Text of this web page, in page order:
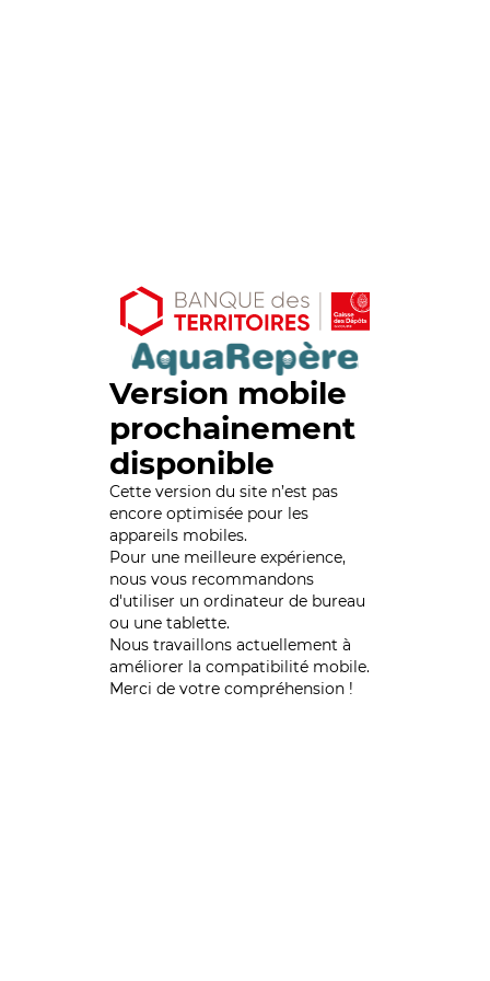
Version mobile
prochainement
disponible
Cette version du site n’est pas
encore optimisée pour les
appareils mobiles.
Pour une meilleure expérience,
nous vous recommandons
d'utiliser un ordinateur de bureau
ou une tablette.
Nous travaillons actuellement à
améliorer la compatibilité mobile.
Merci de votre compréhension !